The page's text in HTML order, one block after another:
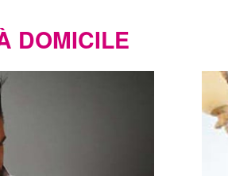
DOMICILE